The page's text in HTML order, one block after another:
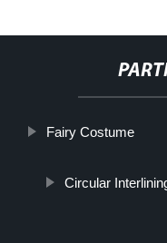
Fairy Costume
Circular